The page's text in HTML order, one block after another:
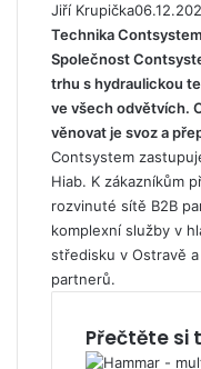
Jiří Krupička
Technika
Společnost
trhu s hydraulickou
ve všech odvětvích.
věnovat je svoz a
Contsystem
Hiab. K zákazníkům
rozvinuté sítě B2B
komplexní služby v
středisku v Ostravě
partnerů.
Přečtěte si